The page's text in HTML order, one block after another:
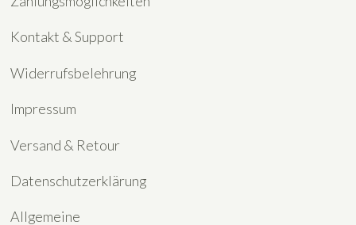
Kontakt & Support
Widerrufsbelehrung
Impressum
Versand & Retour
Datenschutzerklärung
Allgemeine